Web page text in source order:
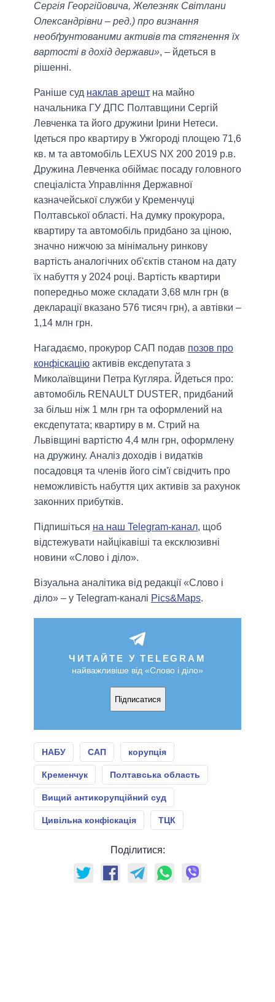
Сергія Георгійовича, Железняк Світлани
Олександрівни – ред.) про визнання
необґрунтованими активів та стягнення їх
вартості в дохід держави», – йдеться в
рішенні.
Раніше суд наклав арешт на майно
начальника ГУ ДПС Полтавщини Сергій
Левченка та його дружини Ірини Нетеси.
Ідеться про квартиру в Ужгороді площею 71,6
кв. м та автомобіль LEXUS NX 200 2019 р.в.
Дружина Левченка обіймає посаду головного
спеціаліста Управління Державної
казначейської служби у Кременчуці
Полтавської області. На думку прокурора,
квартиру та автомобіль придбано за ціною,
значно нижчою за мінімальну ринкову
вартість аналогічних об'єктів станом на дату
їх набуття у 2024 році. Вартість квартири
попередньо може складати 3,68 млн грн (в
декларації вказано 576 тисяч грн), а автівки –
1,14 млн грн.
Нагадаємо, прокурор САП подав позов про
конфіскацію активів ексдепутата з
Миколаївщини Петра Кугляра. Йдеться про:
автомобіль RENAULT DUSTER, придбаний
за більш ніж 1 млн грн та оформлений на
ексдепутата; квартиру в м. Стрий на
Львівщині вартістю 4,4 млн грн, оформлену
на дружину. Аналіз доходів і видатків
посадовця та членів його сім'ї свідчить про
неможливість набуття цих активів за рахунок
законних прибутків.
Підпишіться на наш Telegram-канал, щоб
відстежувати найцікавіші та ексклюзивні
новини «Слово і діло».
Візуальна аналітика від редакції «Слово і
діло» – у Telegram-каналі Pics&Maps.
ЧИТАЙТЕ У TELEGRAM
найважливіше від «Слово і діло»
Підписатися
НАБУ САП корупція
Кременчук Полтавська область
Вищий антикорупційний суд
Цивільна конфіскація ТЦК
Поділитися: